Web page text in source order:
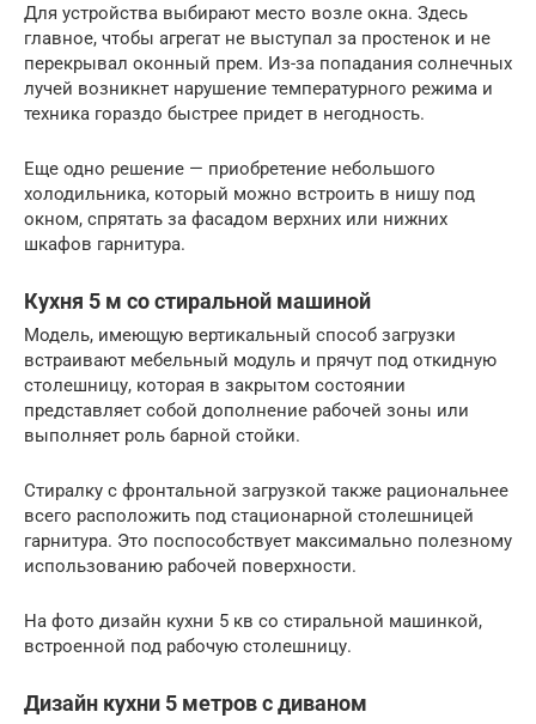
Для устройства выбирают место возле окна. Здесь
главное, чтобы агрегат не выступал за простенок и не
перекрывал оконный прем. Из-за попадания солнечных
лучей возникнет нарушение температурного режима и
техника гораздо быстрее придет в негодность.
Еще одно решение — приобретение небольшого
холодильника, который можно встроить в нишу под
окном, спрятать за фасадом верхних или нижних
шкафов гарнитура.
Кухня 5 м со стиральной машиной
Модель, имеющую вертикальный способ загрузки
встраивают мебельный модуль и прячут под откидную
столешницу, которая в закрытом состоянии
представляет собой дополнение рабочей зоны или
выполняет роль барной стойки.
Стиралку с фронтальной загрузкой также рациональнее
всего расположить под стационарной столешницей
гарнитура. Это поспособствует максимально полезному
использованию рабочей поверхности.
На фото дизайн кухни 5 кв со стиральной машинкой,
встроенной под рабочую столешницу.
Дизайн кухни 5 метров с диваном